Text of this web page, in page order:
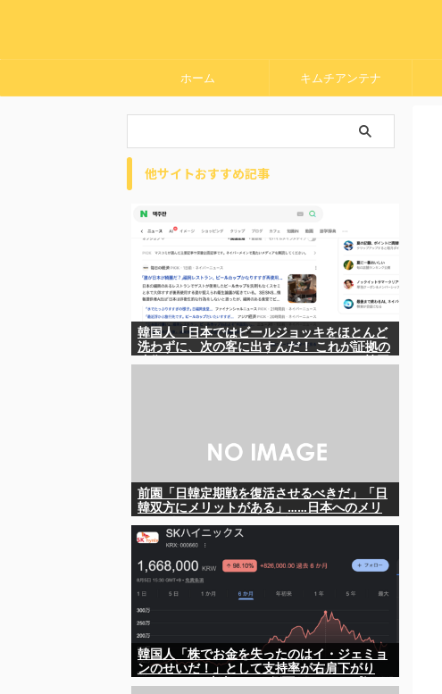
ホーム キムチアンテナ
他サイトおすすめ記事
韓国人「日本ではビールジョッキをほとんど
洗わずに、次の客に出すんだ！ これが証拠の
前園「日韓定期戦を復活させるべきだ」「日
韓双方にメリットがある」……日本へのメリ
韓国人「株でお金を失ったのはイ・ジェミョ
ンのせいだ！」として支持率が右肩下がり